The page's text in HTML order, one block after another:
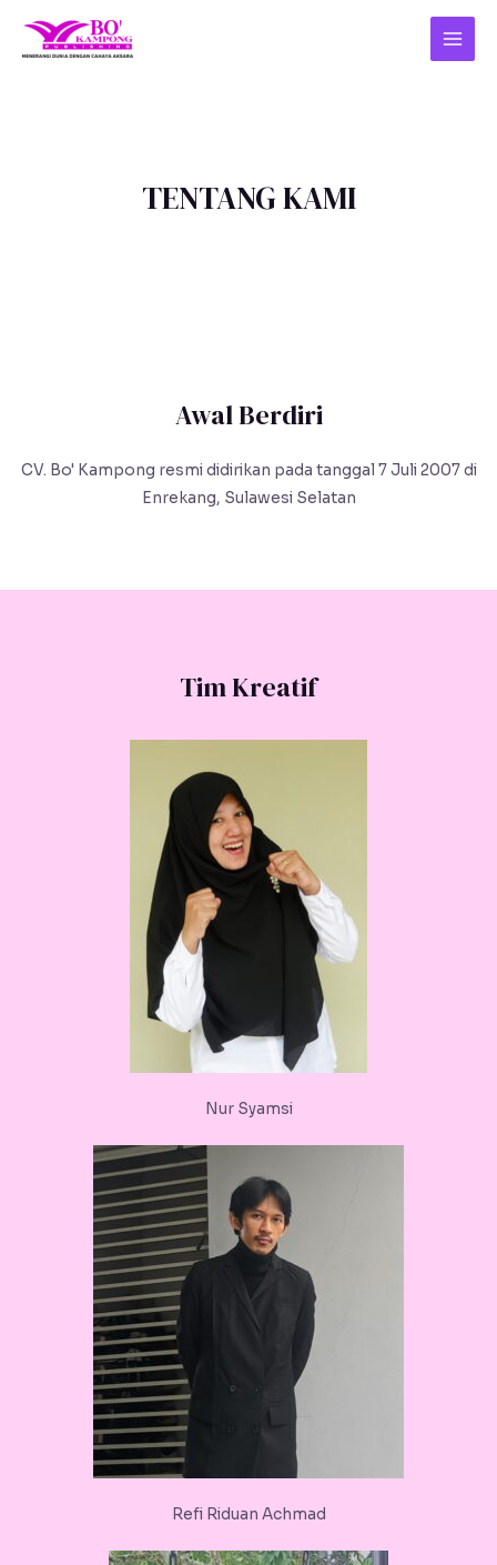
Main
TENTANG KAMI
Awal Berdiri
CV. Bo' Kampong resmi didirikan pada tanggal 7 Juli 2007 di
Enrekang, Sulawesi Selatan
Tim Kreatif
Nur Syamsi
Refi Riduan Achmad